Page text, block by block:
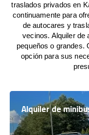
traslados privados en
continuamente para
de autocares y
vecinos. Alquiler de
pequeños o grandes.
opción para sus
Alquiler de